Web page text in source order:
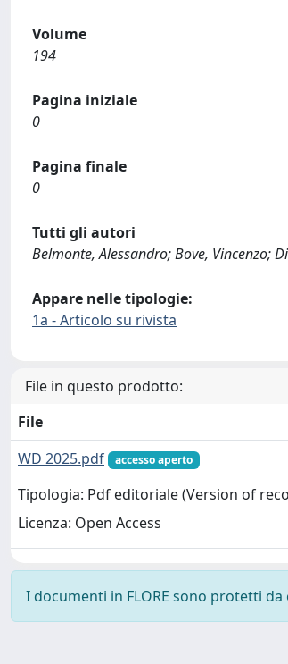
Volume
194
Pagina iniziale
0
Pagina finale
0
Tutti gli autori
Belmonte, Alessandro; Bove, Vincenzo;
Appare nelle tipologie:
1a - Articolo su rivista
File in questo prodotto:
File
WD 2025.pdf
accesso aperto
Tipologia: Pdf editoriale (Version of
Licenza: Open Access
I documenti in FLORE sono protetti